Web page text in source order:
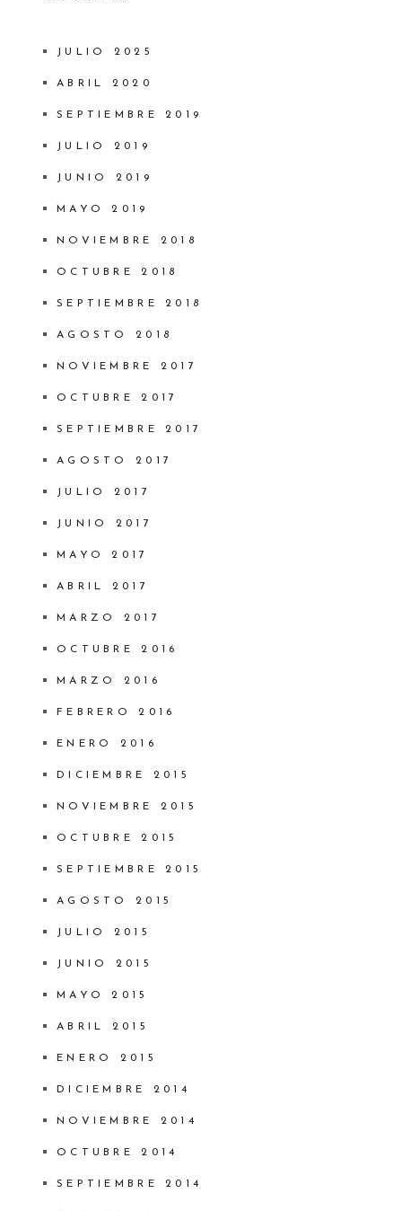
JULIO 2025
ABRIL 2020
SEPTIEMBRE 2019
JULIO 2019
JUNIO 2019
MAYO 2019
NOVIEMBRE 2018
OCTUBRE 2018
SEPTIEMBRE 2018
AGOSTO 2018
NOVIEMBRE 2017
OCTUBRE 2017
SEPTIEMBRE 2017
AGOSTO 2017
JULIO 2017
JUNIO 2017
MAYO 2017
ABRIL 2017
MARZO 2017
OCTUBRE 2016
MARZO 2016
FEBRERO 2016
ENERO 2016
DICIEMBRE 2015
NOVIEMBRE 2015
OCTUBRE 2015
SEPTIEMBRE 2015
AGOSTO 2015
JULIO 2015
JUNIO 2015
MAYO 2015
ABRIL 2015
ENERO 2015
DICIEMBRE 2014
NOVIEMBRE 2014
OCTUBRE 2014
SEPTIEMBRE 2014